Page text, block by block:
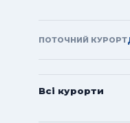
ПОТОЧНИЙ КУРОРТ
Всі курорти